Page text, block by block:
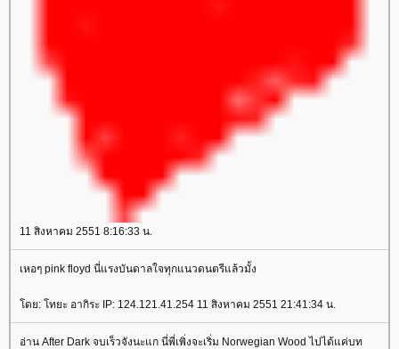
11 สิงหาคม 2551 8:16:33 น.
เหอๆ pink floyd นี่แรงบันดาลใจทุกแนวดนตรีแล้วมั้ง
ดย: โทยะ อากิระ IP: 124.121.41.254 11 สิงหาคม 2551 21:41:34 น.
อ่าน After Dark จบเร็วจังนะแก นี่พี่เพิ่งจะเริ่ม Norwegian Wood ไปได้แค่บท